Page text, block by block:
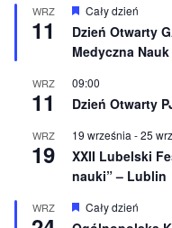
o
n
e
WRZ
11
W
y
r
ó
n
o
e
Cały dzień
Dzień Otwarty
Medyczna
WRZ
11
09:00
Dzień Otwarty
WRZ
19
19 września -25
XXII Lubelski
nauki” – Lublin
WRZ
W
Cały dzień